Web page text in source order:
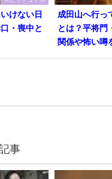
けない日
・喪中と
成田山へ行っ
とは？平将門
関係や怖い噂
事